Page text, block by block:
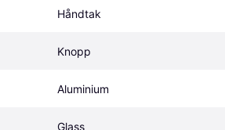
Håndtak
Knopp
Aluminium
Glass